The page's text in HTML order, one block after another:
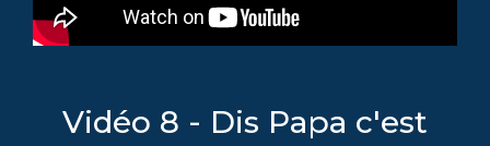
Vidéo 8 - Dis Papa c'est